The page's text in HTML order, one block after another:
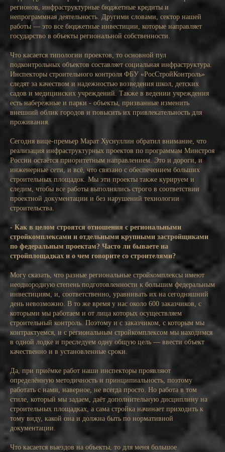
регионов, инфраструктурные бюджетные кредиты и
непрограммная деятельность. Другими словами, сектор нашей
работы — это все бюджетные инвестиции, которые направляет
государство в объекты региональной собственности.
Что касается типологии проектов, то основной пул
подконтрольных объектов составляет социальная инфраструктура.
Инспекторы строительного контроля ФБУ «РосСтройКонтроль»
следят за качеством и надежностью возведения школ, детских
садов и медицинских учреждений. Также в ведении учреждения
есть набережные и парки - объекты, призванные изменить
внешний облик городов и повысить их привлекательность для
проживания.
Сегодня вице-премьер Марат Хуснуллин обратил внимание, что
реализация инфраструктурных проектов по программам Минстроя
России остаётся приоритетным направлением. Это и дороги, и
инженерные сети, и всё, что связано с обеспечением больших
строительных площадок. Мы эти проекты также курируем и
следим, чтобы все работы выполнялись строго в соответствии
проектной документации и без нарушений технологии
строительства.
- Как в целом строятся отношения с региональными
стройкомплексами и отдельными крупными застройщиками
по федеральным проектам? Часто ли бываете на
стройплощадках и о чем говорите со строителями?
Могу сказать, что разные региональные стройкомплексы имеют
неоднородную степень подготовленности к большим федеральным
инвестициям, и, соответственно, уравнивать их на сегодняшний
день невозможно. В то же время у нас около 600 заказчиков, с
которыми мы работаем и от лица которых осуществляем
строительный контроль. Поэтому и с заказчиком, с которым мы
контрактуемся, и с региональным стройкомплексом мы находимся
в одной лодке и преследуем одну общую цель — ввести объект
качественно и в установленные сроки.
Да, при приёмке работ наши инспекторы проявляют
определённую методичность и принципиальность, поэтому
работать с нами, наверное, не всегда просто. Но работа в том
стиле, который мы задаем, даёт дополнительную дисциплину на
строительных площадках, а сама стройка начинает приходить к
тому виду, какой она и должна быть по нормативной
документации.
Что касается выездов на объекты, то для меня большое